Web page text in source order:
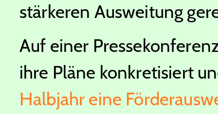
stärkeren Ausweitung
Auf einer
ihre Pläne konkretisiert
Halbjahr eine